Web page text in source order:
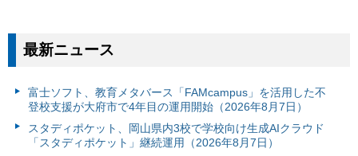
最新ニュース
富⼠ソフト、教育メタバース「FAMcampus」を活用した不
登校支援が大府市で4年目の運用開始（2026年8月7日）
スタディポケット、岡山県内3校で学校向け生成AIクラウド
「スタディポケット」継続運用（2026年8月7日）